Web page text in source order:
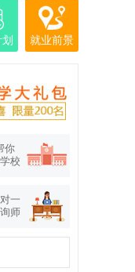
就业前景
你
校
一
师